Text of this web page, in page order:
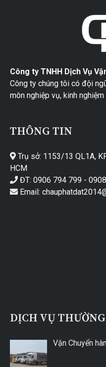
Công ty TNHH Dịch Vụ
Công ty chúng tôi có đội
môn nghiệp vụ, kinh nghiệm
THÔNG TIN
Trụ sở: 1153/13 QL1A,
HCM
ĐT: 0906 794 799 -
Email:
DỊCH VỤ
Vận Chuyển